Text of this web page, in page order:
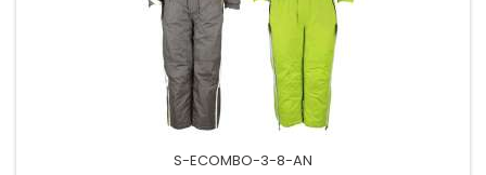
S-ECOMBO-3-8-AN